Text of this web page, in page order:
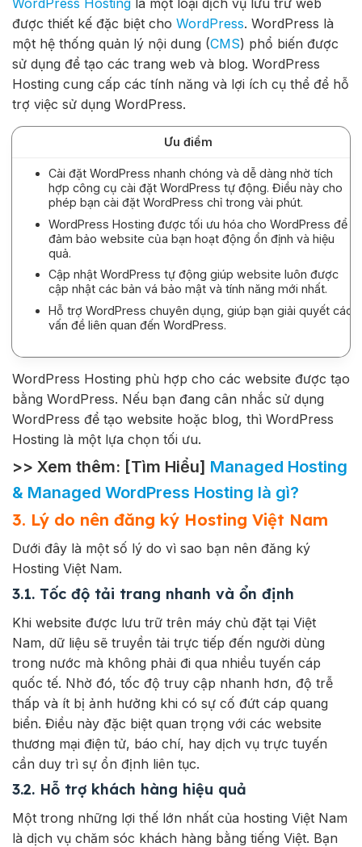
được thiết kế đặc biệt cho WordPress. WordPress là
một hệ thống quản lý nội dung (CMS) phổ biến được
sử dụng để tạo các trang web và blog. WordPress
Hosting cung cấp các tính năng và lợi ích cụ thể để hỗ
trợ việc sử dụng WordPress.
Ưu điểm
Cài đặt WordPress nhanh chóng và dễ dàng nhờ tích
hợp công cụ cài đặt WordPress tự động. Điều này cho
phép bạn cài đặt WordPress chỉ trong vài phút.
WordPress Hosting được tối ưu hóa cho WordPress để
đảm bảo website của bạn hoạt động ổn định và hiệu
quả.
Cập nhật WordPress tự động giúp website luôn được
cập nhật các bản vá bảo mật và tính năng mới nhất.
Hỗ trợ WordPress chuyên dụng, giúp bạn giải quyết các
vấn đề liên quan đến WordPress.
WordPress Hosting phù hợp cho các website được tạo
bằng WordPress. Nếu bạn đang cân nhắc sử dụng
WordPress để tạo website hoặc blog, thì WordPress
Hosting là một lựa chọn tối ưu.
>> Xem thêm: [Tìm Hiểu] Managed Hosting
& Managed WordPress Hosting là gì?
3. Lý do nên đăng ký Hosting Việt Nam
Dưới đây là một số lý do vì sao bạn nên đăng ký
Hosting Việt Nam.
3.1. Tốc độ tải trang nhanh và ổn định
Khi website được lưu trữ trên máy chủ đặt tại Việt
Nam, dữ liệu sẽ truyền tải trực tiếp đến người dùng
trong nước mà không phải đi qua nhiều tuyến cáp
quốc tế. Nhờ đó, tốc độ truy cập nhanh hơn, độ trễ
thấp và ít bị ảnh hưởng khi có sự cố đứt cáp quang
biển. Điều này đặc biệt quan trọng với các website
thương mại điện tử, báo chí, hay dịch vụ trực tuyến
cần duy trì sự ổn định liên tục.
3.2. Hỗ trợ khách hàng hiệu quả
Một trong những lợi thế lớn nhất của hosting Việt Nam
là dịch vụ chăm sóc khách hàng bằng tiếng Việt. Bạn